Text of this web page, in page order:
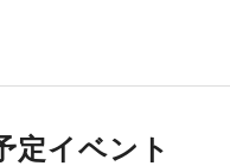
定イベント